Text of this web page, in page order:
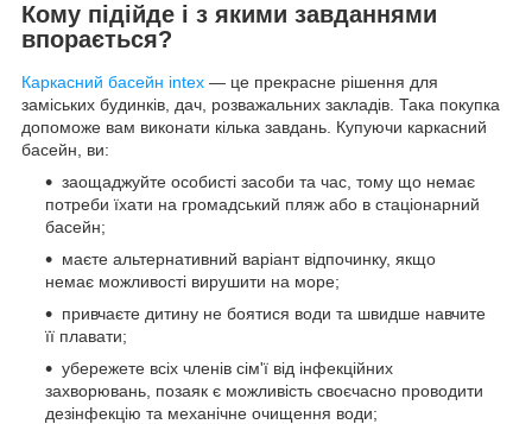
Кому підійде і з якими завданнями
впорається?
Каркасний басейн intex — це прекрасне рішення для
заміських будинків, дач, розважальних закладів. Така покупка
допоможе вам виконати кілька завдань. Купуючи каркасний
басейн, ви:
заощаджуйте особисті засоби та час, тому що немає
потреби їхати на громадський пляж або в стаціонарний
басейн;
маєте альтернативний варіант відпочинку, якщо
немає можливості вирушити на море;
привчаєте дитину не боятися води та швидше навчите
її плавати;
убережете всіх членів сім'ї від інфекційних
захворювань, позаяк є можливість своєчасно проводити
дезінфекцію та механічне очищення води;